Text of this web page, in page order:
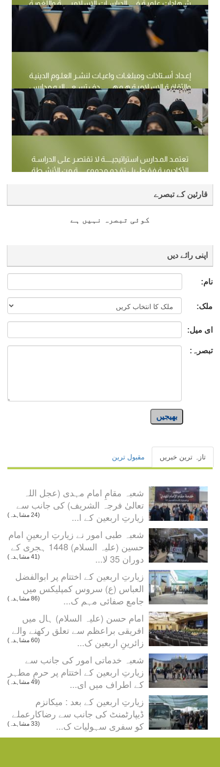
قارئین کے تبصرے
کوئی تبصرہ نہیں ہے
اپنی رائے دیں
نام:
ملک:
ای میل:
تبصرہ:
بھیجیں
تازہ ترین خبریں مقبول ترین
شعبہ مقامِ امام مہدی (عجل اللہ
تعالیٰ فرجہ الشریف) کی جانب سے
زیارتِ اربعین کے ا...
(24 مشاہدہ)
شعبہ طبی امور نے زیارتِ اربعینِ امام
حسین (علیہ السلام) 1448 ہجری کے
دوران 35 لا...
(41 مشاہدہ)
زیارتِ اربعین کے اختتام پر ابوالفضل
العباس (ع) سروس کمپلیکس میں
جامع صفائی مہم ک...
(86 مشاہدہ)
امام حسن (علیہ السلام) ہال میں
افریقی براعظم سے تعلق رکھنے والے
زائرینِ اربعین ک...
(60 مشاہدہ)
شعبہ خدماتی امور کی جانب سے
زیارتِ اربعین کے اختتام پر حرمِ مطہر
کے اطراف میں ای...
(49 مشاہدہ)
زیارتِ اربعین کے بعد : میکانزم
ڈیپارٹمنٹ کی جانب سے رضاکارعملے
کو سفری سہولیات ک...
(33 مشاہدہ)